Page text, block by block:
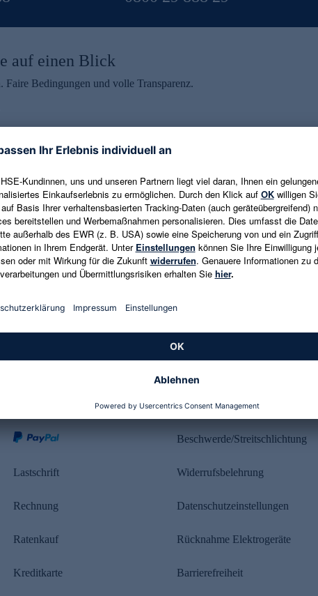
auf einen Blick
Faire Bedingungen und volle Transparenz.
erhalten
und aktuelle Trends,
erhalten. Als Dankeschön
Eine Abmeldung ist jederzeit in
E-Mail-Adresse eingeben
Es gelten die Datenschutzrichtlinien
Lastschrift
Rechnung
Ratenkauf
Kreditkarte
Rechtliches
Beschwerde/Streitschlichtung
Widerrufsbelehrung
Datenschutzeinstellungen
Rücknahme Elektrogeräte
Barrierefreiheit